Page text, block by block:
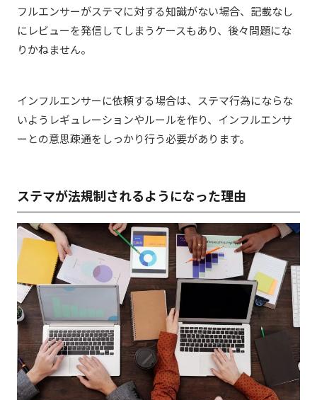
フルエンサーがステマに対する知識がない場合、記載なし
にレビューを発信してしまうケースもあり、後々問題にな
りかねません。
インフルエンサーに依頼する場合は、ステマ行為にならな
いようレギュレーションやルールを作り、インフルエンサ
ーとの意思疎通をしっかり行う必要があります。
ステマが法規制されるようになった理由